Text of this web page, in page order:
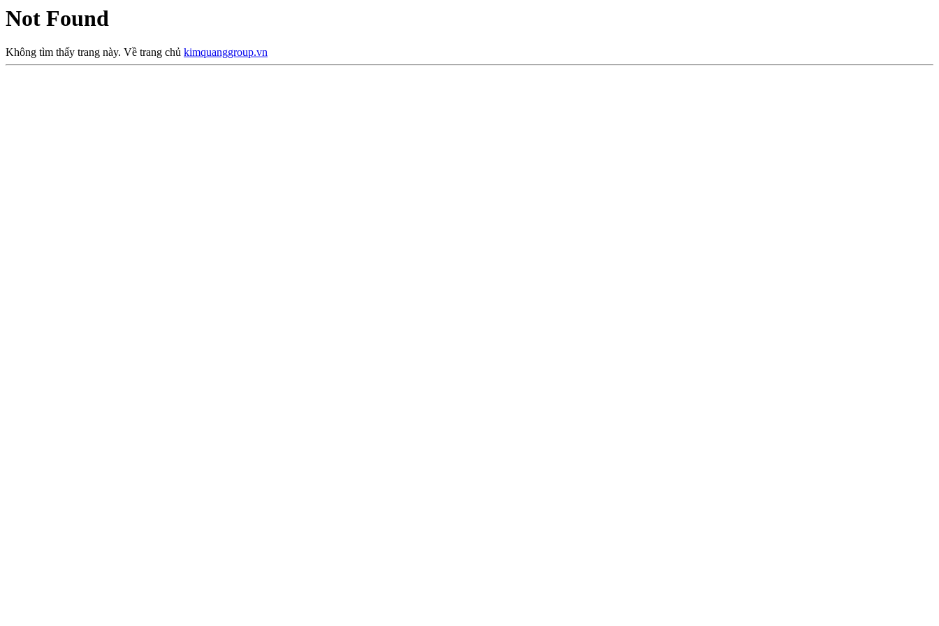
Not Found
Không tìm thấy trang này. Về trang chủ kimquanggroup.vn